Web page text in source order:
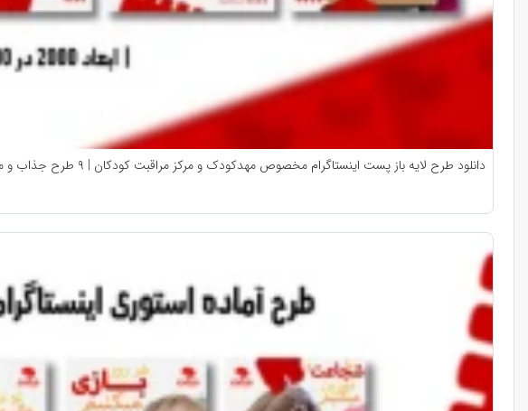
دانلود طرح لایه باز پست اینستاگرام مخصوص مهدکودک و مرکز مراقبت کودکان | ۹ طرح جذاب و متنوع |